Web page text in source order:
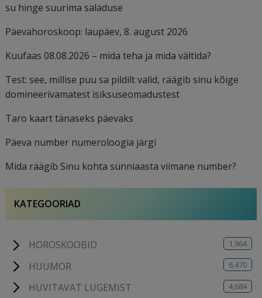
su hinge suurima saladuse
Päevahoroskoop: laupäev, 8. august 2026
Kuufaas 08.08.2026 – mida teha ja mida vältida?
Test: see, millise puu sa pildilt valid, räägib sinu kõige
domineerivamatest isiksuseomadustest
Taro kaart tänaseks päevaks
Päeva number numeroloogia järgi
Mida räägib Sinu kohta sünniaasta viimane number?
KATEGOORIAD
HOROSKOOBID 1,964
HUUMOR 6,470
HUVITAVAT LUGEMIST 4,684